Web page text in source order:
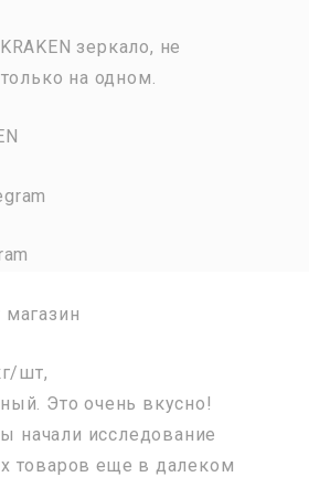
зеркало, не
на одном.
шт,
Это очень вкусно!
начали исследование
товаров еще в далеком